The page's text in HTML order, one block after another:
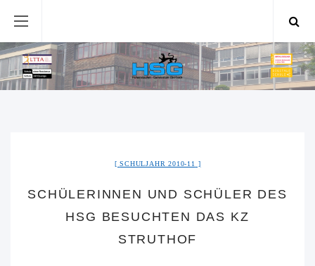
SCHULJAHR 2010-11
SCHÜLERINNEN UND SCHÜLER DES
HSG BESUCHTEN DAS KZ
STRUTHOF